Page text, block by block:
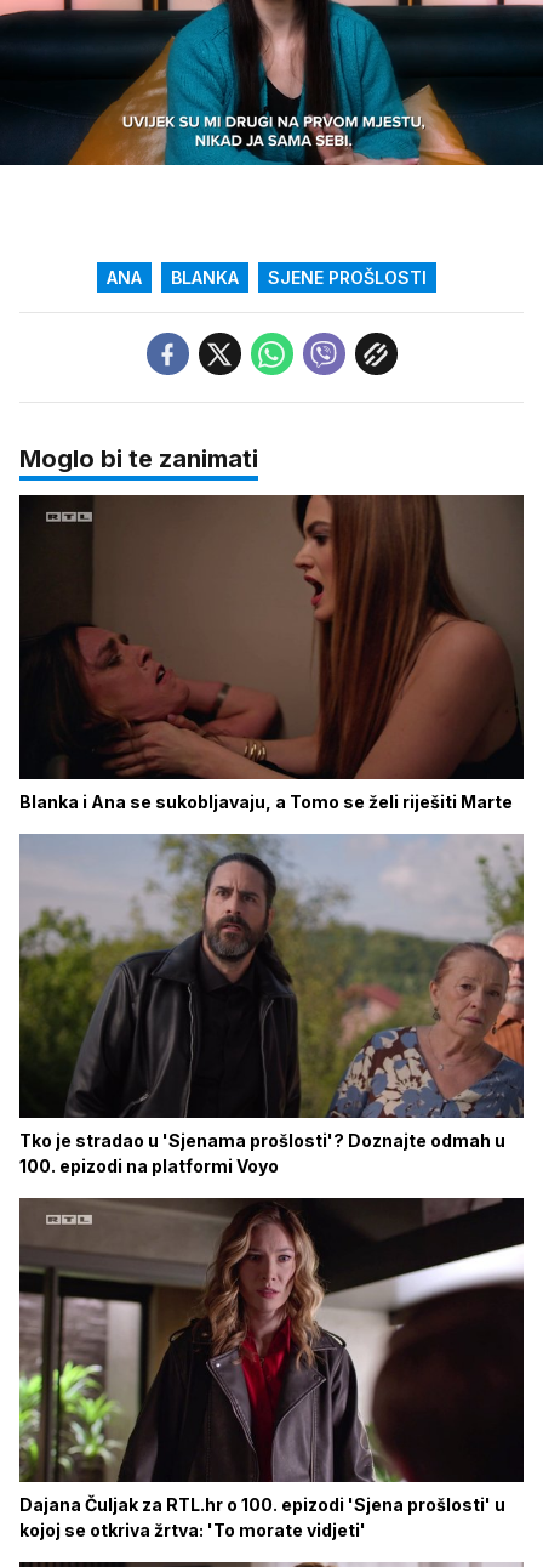
Upali
zvuk
/
Loaded:
30.35%
ANA BLANKA SJENE PROŠLOSTI
Moglo bi te zanimati
Blanka i Ana se sukobljavaju, a Tomo se želi riješiti Marte
Tko je stradao u 'Sjenama prošlosti'? Doznajte odmah u
100. epizodi na platformi Voyo
Dajana Čuljak za RTL.hr o 100. epizodi 'Sjena prošlosti' u
kojoj se otkriva žrtva: 'To morate vidjeti'